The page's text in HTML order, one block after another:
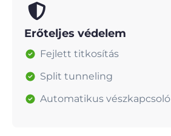
Erőteljes védelem
Fejlett titkosítás
Split tunneling
Automatikus vészkapcsoló